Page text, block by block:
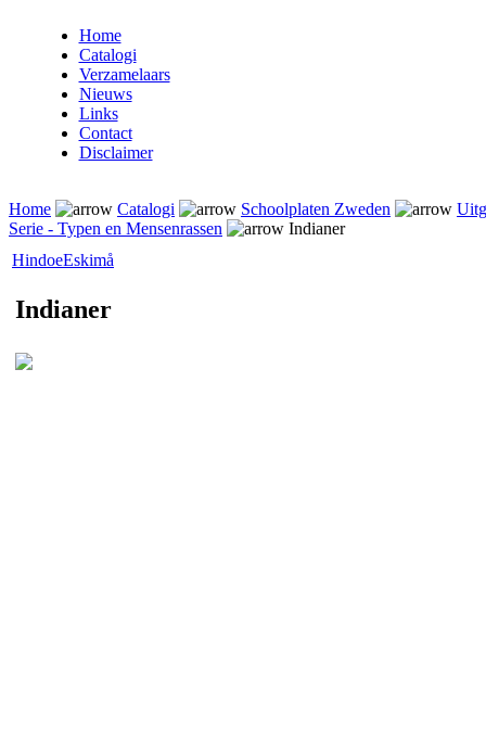
Home
Catalogi
Verzamelaars
Nieuws
Links
Contact
Disclaimer
Home Catalogi Schoolplaten Zweden
Serie - Typen en Mensenrassen
Indianer
HindoeEskimå
Indianer